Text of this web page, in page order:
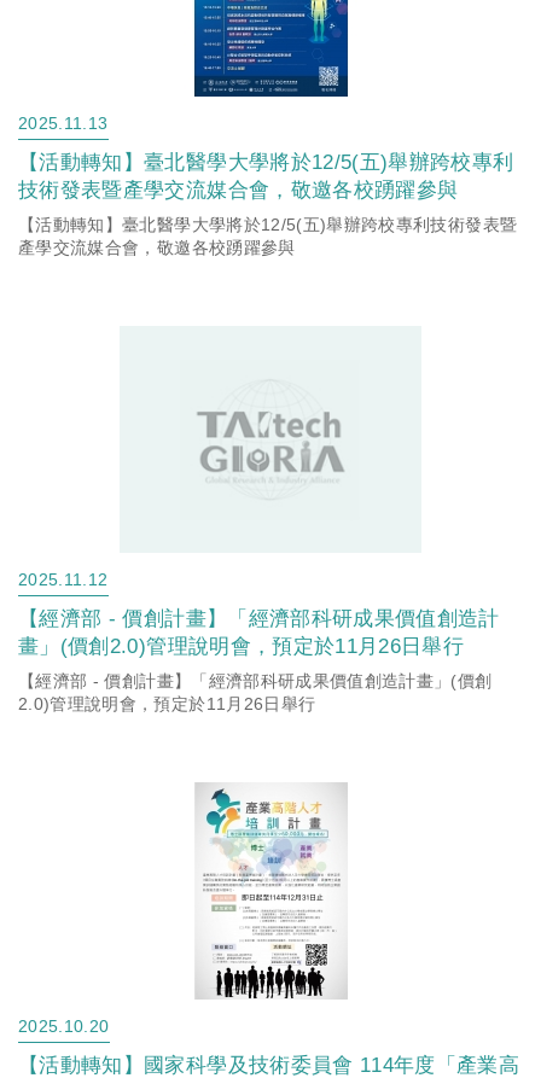
2025.11.13
【活動轉知】臺北醫學大學將於12/5(五)舉辦跨校專利
技術發表暨產學交流媒合會，敬邀各校踴躍參與
【活動轉知】臺北醫學大學將於12/5(五)舉辦跨校專利技術發表暨
產學交流媒合會，敬邀各校踴躍參與
2025.11.12
【經濟部 - 價創計畫】「經濟部科研成果價值創造計
畫」(價創2.0)管理說明會，預定於11月26日舉行
【經濟部 - 價創計畫】「經濟部科研成果價值創造計畫」(價創
2.0)管理說明會，預定於11月26日舉行
2025.10.20
【活動轉知】國家科學及技術委員會 114年度「產業高